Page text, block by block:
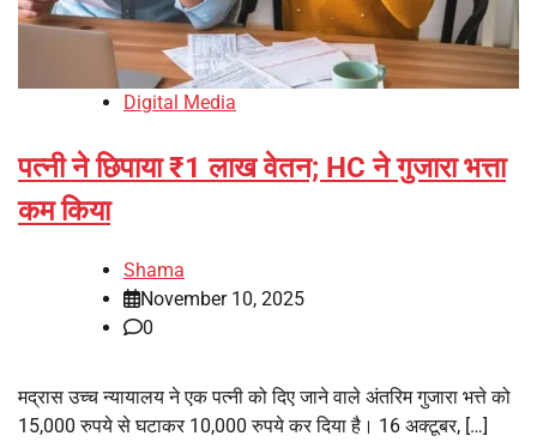
Digital Media
पत्नी ने छिपाया ₹1 लाख वेतन; HC ने गुजारा भत्ता
कम किया
Shama
November 10, 2025
0
मद्रास उच्च न्यायालय ने एक पत्नी को दिए जाने वाले अंतरिम गुजारा भत्ते को
15,000 रुपये से घटाकर 10,000 रुपये कर दिया है। 16 अक्टूबर, […]